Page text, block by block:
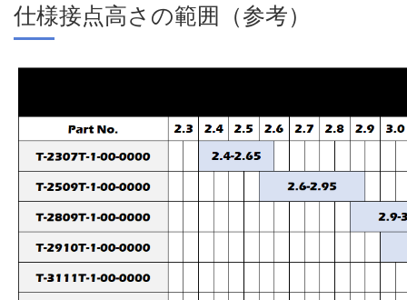
仕様接点高さの範囲（参考）